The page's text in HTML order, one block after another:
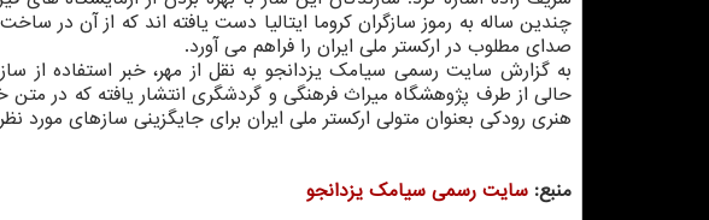
چندین ساله به رموز سازگران کروما ایتالیا دست یافته اند که از آن در
صدای مطلوب در ارکستر ملی ایران را فراهم می آورد.
به گزارش سایت رسمی سیامک یزدانجو به نقل از مهر، خبر استفاده از
حالی از طرف پژوهشگاه میراث فرهنگی و گردشگری انتشار یافته که در متن
هنری رودکی بعنوان متولی ارکستر ملی ایران برای جایگزینی سازهای مورد
منبع: سایت رسمی سیامك یزدانجو